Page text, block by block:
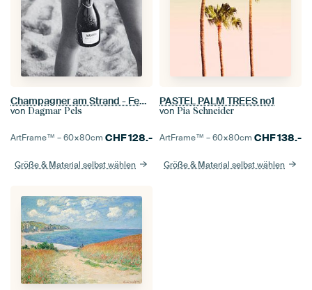
Champagner am Strand - Female on the Beach
von Dagmar Pels
ArtFrame™ –60×80cm CHF128.-
Größe & Material selbst wählen
PASTEL PALM TREES no1
von Pia Schneider
ArtFrame™ –60×80cm CHF138.-
Größe & Material selbst wählen